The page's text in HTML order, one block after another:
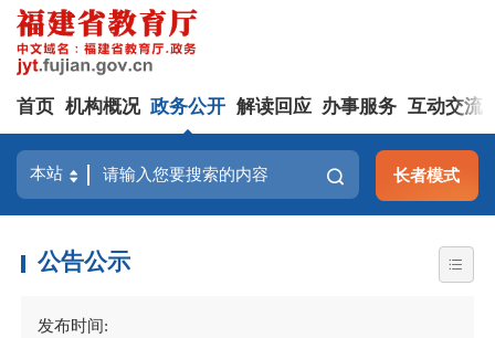
首页 机构概况 政务公开 解读回应 办事服务 互动交流
长者模式
公告公示
发布时间: